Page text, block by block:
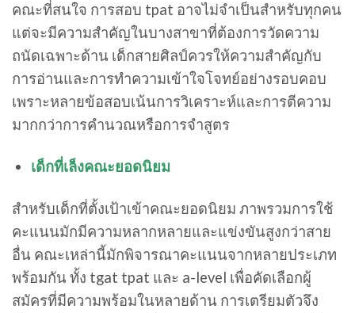
คณะที่สนใจ การสอบ tpat อาจไม่จำเป็นสำหรับทุกคน
แต่จะมีความสำคัญในบางสาขาที่ต้องการวัดความ
ถนัดเฉพาะด้าน เด็กสายศิลป์ควรให้ความสำคัญกับ
การอ่านและการทำความเข้าใจโจทย์อย่างรอบคอบ
เพราะหลายข้อสอบเน้นการวิเคราะห์และการตีความ
มากกว่าการคำนวณหรือการจำสูตร
เด็กที่เล็งคณะยอดนิยม
สำหรับเด็กที่ตั้งเป้าเข้าคณะยอดนิยม ภาพรวมการใช้
คะแนนมักมีความหลากหลายและแข่งขันสูงกว่าสาย
อื่น คณะเหล่านี้มักพิจารณาคะแนนจากหลายประเภท
พร้อมกัน ทั้ง tgat tpat และ a-level เพื่อคัดเลือกผู้
สมัครที่มีความพร้อมในหลายด้าน การเตรียมตัวจึง